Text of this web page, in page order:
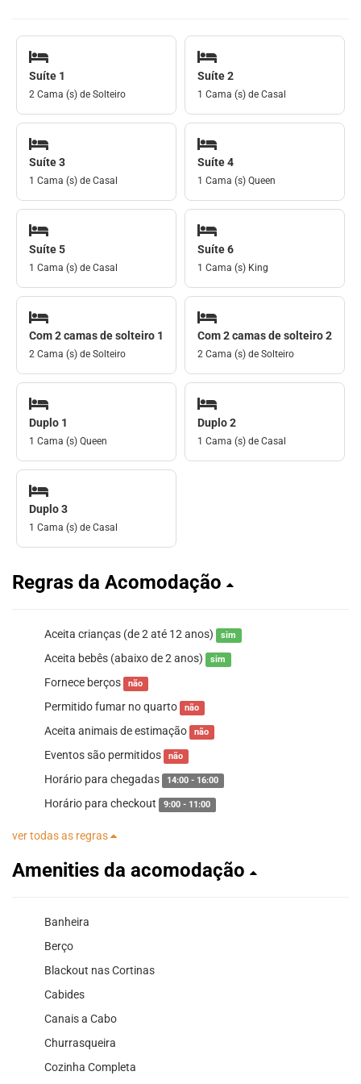
Suíte 1
2 Cama (s) de Solteiro
Suíte 2
1 Cama (s) de Casal
Suíte 3
1 Cama (s) de Casal
Suíte 4
1 Cama (s) Queen
Suíte 5
1 Cama (s) de Casal
Suíte 6
1 Cama (s) King
Com 2 camas de solteiro 1
2 Cama (s) de Solteiro
Com 2 camas de solteiro 2
2 Cama (s) de Solteiro
Duplo 1
1 Cama (s) Queen
Duplo 2
1 Cama (s) de Casal
Duplo 3
1 Cama (s) de Casal
Regras da Acomodação
Aceita crianças (de 2 até 12 anos) sim
Aceita bebês (abaixo de 2 anos) sim
Fornece berços não
Permitido fumar no quarto não
Aceita animais de estimação não
Eventos são permitidos não
Horário para chegadas 14:00 - 16:00
Horário para checkout 9:00 - 11:00
ver todas as regras
Amenities da acomodação
Banheira
Berço
Blackout nas Cortinas
Cabides
Canais a Cabo
Churrasqueira
Cozinha Completa